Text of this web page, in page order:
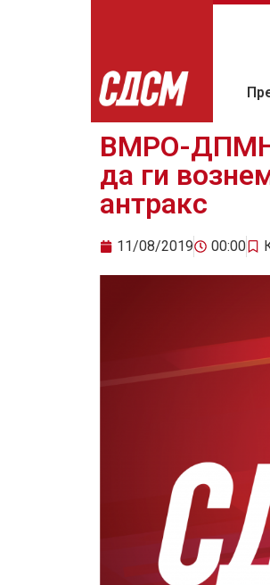
ВМРО-
да ги
антракс
11/08/2019 00:00